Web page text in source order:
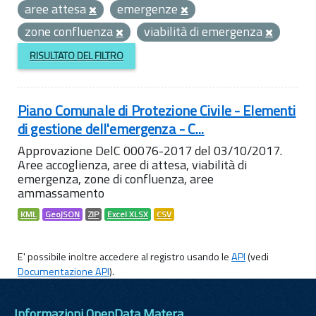
aree attesa
emergenze
zone confluenza
viabilità di emergenza
RISULTATO DEL FILTRO
Piano Comunale di Protezione Civile - Elementi
di gestione dell'emergenza - C...
Approvazione DelC 00076-2017 del 03/10/2017.
Aree accoglienza, aree di attesa, viabilità di
emergenza, zone di confluenza, aree
ammassamento
KML GeoJSON ZIP Excel XLSX CSV
E' possibile inoltre accedere al registro usando leAPI(vedi
Documentazione API).